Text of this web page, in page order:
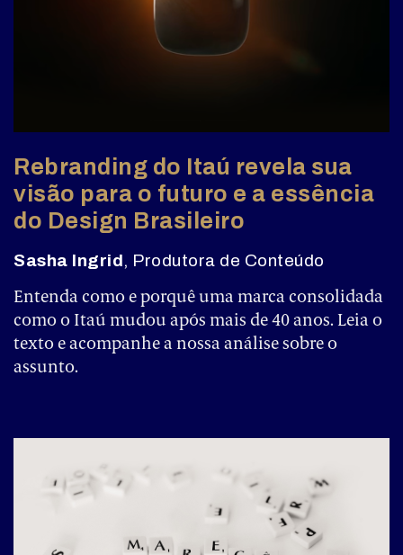
Rebranding do Itaú revela sua
visão para o futuro e a essência
do Design Brasileiro
Sasha Ingrid, Produtora de Conteúdo
Entenda como e porquê uma marca consolidada
como o Itaú mudou após mais de 40 anos. Leia o
texto e acompanhe a nossa análise sobre o
assunto.